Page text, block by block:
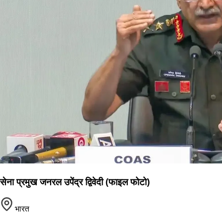
सेना प्रमुख जनरल उपेंद्र द्विवेदी (फाइल फोटो)
भारत